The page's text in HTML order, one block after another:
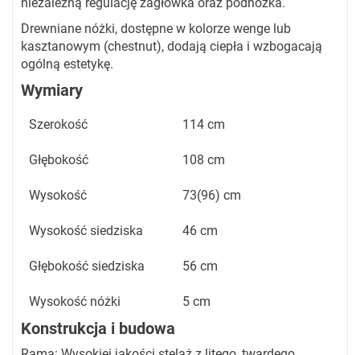
Drewniane nóżki, dostępne w kolorze wenge lub
kasztanowym (chestnut), dodają ciepła i wzbogacają
ogólną estetykę.
Wymiary
Szerokość 114 cm
Głębokość 108 cm
Wysokość 73(96) cm
Wysokość siedziska 46 cm
Głębokość siedziska 56 cm
Wysokość nóżki 5 cm
Konstrukcja i budowa